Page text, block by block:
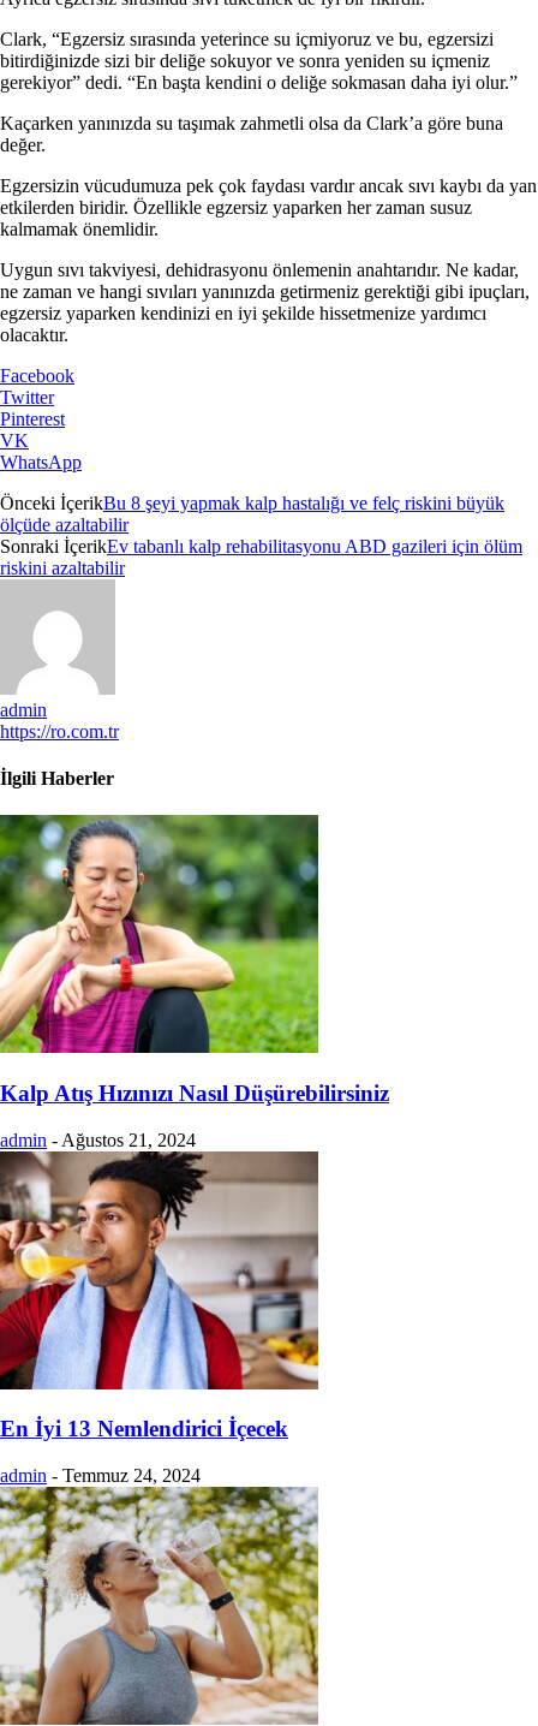
Clark, “Egzersiz sırasında yeterince su içmiyoruz ve bu, egzersizi
bitirdiğinizde sizi bir deliğe sokuyor ve sonra yeniden su içmeniz
gerekiyor” dedi. “En başta kendini o deliğe sokmasan daha iyi olur.”
Kaçarken yanınızda su taşımak zahmetli olsa da Clark’a göre buna
değer.
Egzersizin vücudumuza pek çok faydası vardır ancak sıvı kaybı da yan
etkilerden biridir. Özellikle egzersiz yaparken her zaman susuz
kalmamak önemlidir.
Uygun sıvı takviyesi, dehidrasyonu önlemenin anahtarıdır. Ne kadar,
ne zaman ve hangi sıvıları yanınızda getirmeniz gerektiği gibi ipuçları,
egzersiz yaparken kendinizi en iyi şekilde hissetmenize yardımcı
olacaktır.
Facebook
Twitter
Pinterest
VK
WhatsApp
Önceki İçerikBu 8 şeyi yapmak kalp hastalığı ve felç riskini büyük
ölçüde azaltabilir
Sonraki İçerikEv tabanlı kalp rehabilitasyonu ABD gazileri için ölüm
riskini azaltabilir
admin
https://ro.com.tr
İlgili Haberler
Kalp Atış Hızınızı Nasıl Düşürebilirsiniz
admin - Ağustos 21, 2024
En İyi 13 Nemlendirici İçecek
admin - Temmuz 24, 2024